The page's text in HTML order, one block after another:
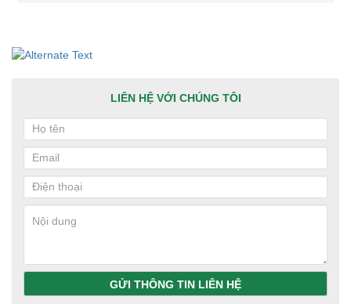
LIÊN HỆ VỚI CHÚNG TÔI
GỬI THÔNG TIN LIÊN HỆ